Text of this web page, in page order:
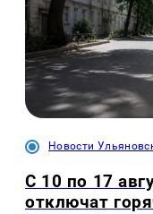
Новости
С 10 по 17
отключат